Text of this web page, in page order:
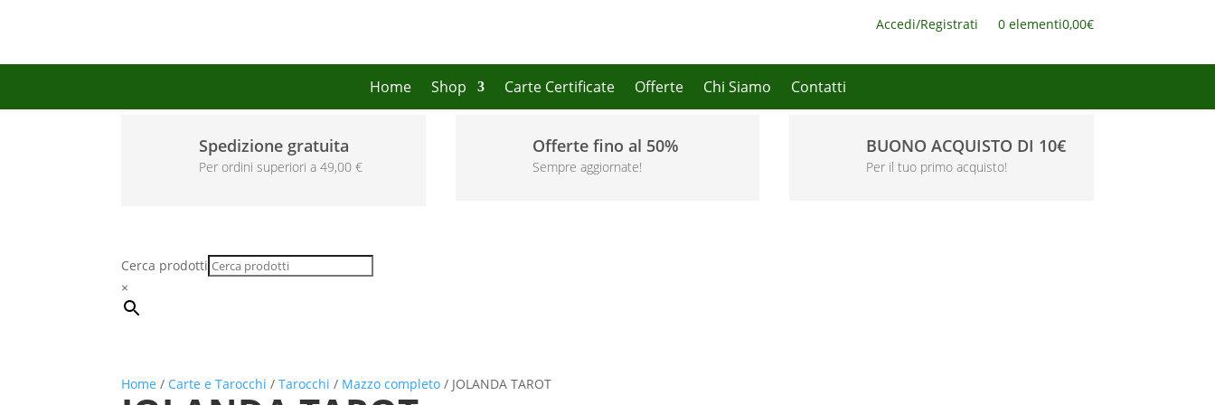
Accedi/Registrati 0 elementi0,00€
Home Shop Carte Certificate Offerte Chi Siamo Contatti
Spedizione gratuita
Per ordini superiori a 49,00 €
Offerte fino al 50%
Sempre aggiornate!
BUONO ACQUISTO DI 10€
Per il tuo primo acquisto!
Cerca prodotti
×
Home / Carte e Tarocchi /Tarocchi / Mazzo completo / JOLANDA TAROT